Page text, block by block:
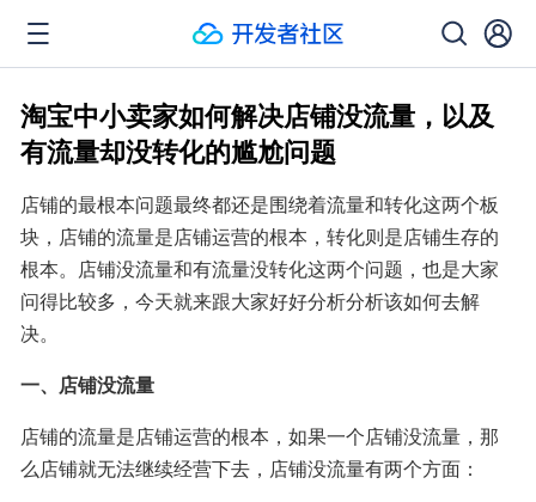
淘宝中小卖家如何解决店铺没流量，以及
有流量却没转化的尴尬问题
店铺的最根本问题最终都还是围绕着流量和转化这两个板
块，店铺的流量是店铺运营的根本，转化则是店铺生存的
根本。店铺没流量和有流量没转化这两个问题，也是大家
问得比较多，今天就来跟大家好好分析分析该如何去解
决。
一、店铺没流量
店铺的流量是店铺运营的根本，如果一个店铺没流量，那
么店铺就无法继续经营下去，店铺没流量有两个方面：